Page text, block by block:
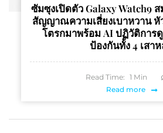
ซัมซุงเปิดตัว Galaxy Watch9
สัญญาณความเสี่ยงเบาหวาน หั
โตรกมาพร้อม AI ปฏิวัติการ
ป้องกันทั้ง 4 เสา
Read Time: 1 Min
Read more